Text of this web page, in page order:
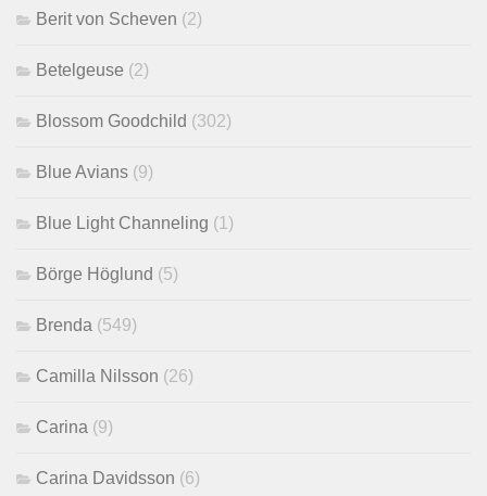
Berit von Scheven (2)
Betelgeuse (2)
Blossom Goodchild (302)
Blue Avians (9)
Blue Light Channeling (1)
Börge Höglund (5)
Brenda (549)
Camilla Nilsson (26)
Carina (9)
Carina Davidsson (6)